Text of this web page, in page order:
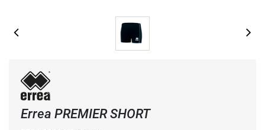
Errea PREMIER SHORT